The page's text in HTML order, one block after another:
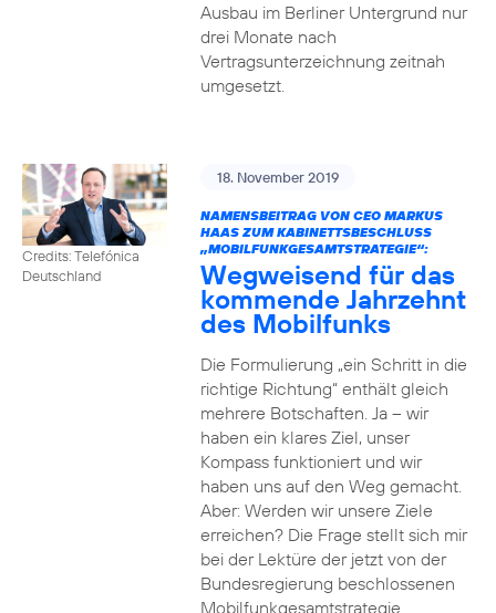
Ausbau im Berliner Untergrund nur
drei Monate nach
Vertragsunterzeichnung zeitnah
umgesetzt.
Credits: Telefónica
Deutschland
18. November 2019
NAMENSBEITRAG VON CEO MARKUS
HAAS ZUM KABINETTSBESCHLUSS
„MOBILFUNKGESAMTSTRATEGIE“:
Wegweisend für das
kommende Jahrzehnt
des Mobilfunks
Die Formulierung „ein Schritt in die
richtige Richtung“ enthält gleich
mehrere Botschaften. Ja – wir
haben ein klares Ziel, unser
Kompass funktioniert und wir
haben uns auf den Weg gemacht.
Aber: Werden wir unsere Ziele
erreichen? Die Frage stellt sich mir
bei der Lektüre der jetzt von der
Bundesregierung beschlossenen
Mobilfunkgesamtstrategie.